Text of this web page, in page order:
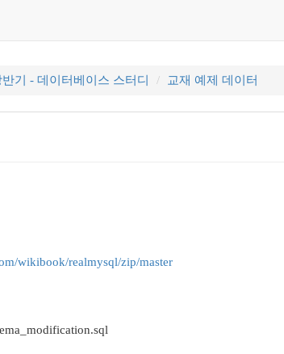
기 - 데이터베이스 스터디 교재 예제 데이터
wikibook/realmysql/zip/master